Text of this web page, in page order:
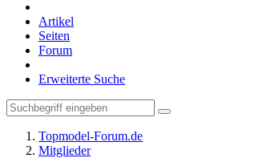
Artikel
Seiten
Forum
Erweiterte Suche
Topmodel-Forum.de
Mitglieder